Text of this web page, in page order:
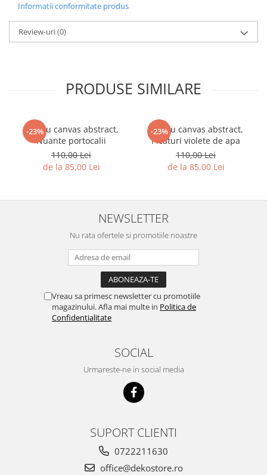
Informatii conformitate produs
Review-uri(0)
PRODUSE SIMILARE
-23%
Tablou canvas abstract,
Nuante portocalii
110,00 Lei
de la 85,00 Lei
-23%
Tablou canvas abstract,
Picaturi violete de apa
110,00 Lei
de la 85,00 Lei
NEWSLETTER
Nu rata ofertele si promotiile noastre
Vreau sa primesc newsletter cu promotiile
magazinului. Afla mai multe in Politica de
Confidentialitate
SOCIAL
Urmareste-ne in social media
SUPORT CLIENTI
0722211630
office@dekostore.ro